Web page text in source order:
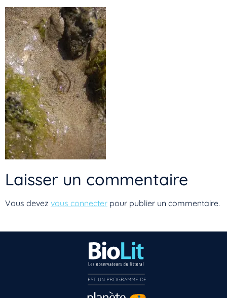
Laisser un commentaire
Vous devez vous connecter pour publier un commentaire.
Vous n’êtes pas encore inscrit à Biolit ?
Inscrivez-vous dès maintenant